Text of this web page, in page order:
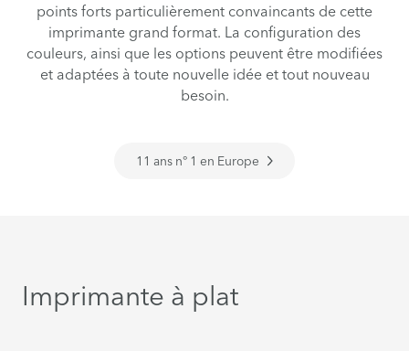
points forts particulièrement convaincants de cette
imprimante grand format. La configuration des
couleurs, ainsi que les options peuvent être modifiées
et adaptées à toute nouvelle idée et tout nouveau
besoin.
11 ans n° 1 en Europe
Imprimante à plat